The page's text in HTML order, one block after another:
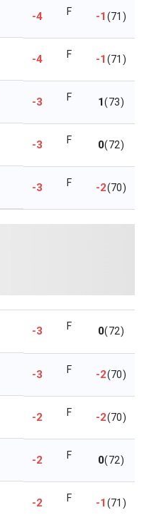
-4 F -1(71)
-4 F -1(71)
-3 F 1(73)
-3 F 0(72)
-3 F -2(70)
-3 F 0(72)
-3 F -2(70)
-2 F -2(70)
-2 F 0(72)
-2 F -1(71)